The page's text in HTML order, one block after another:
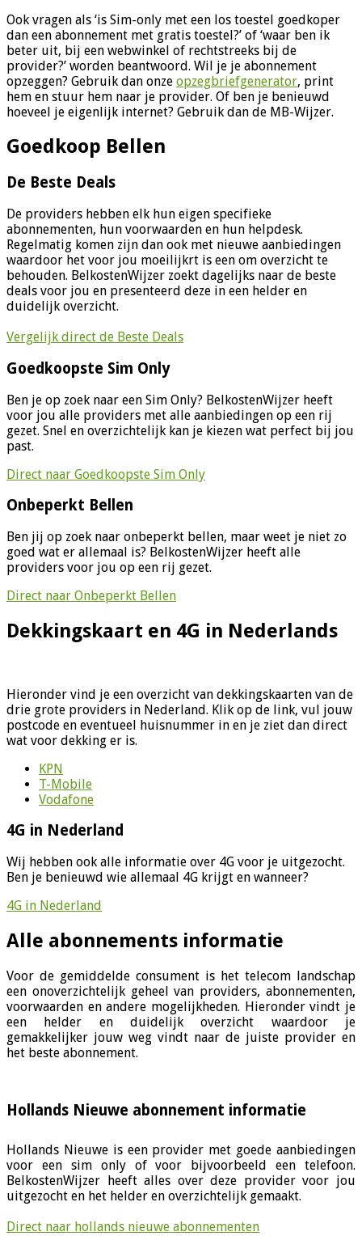
Ook vragen als ‘is Sim-only met een los toestel goedkoper
dan een abonnement met gratis toestel?’ of ‘waar ben ik
beter uit, bij een webwinkel of rechtstreeks bij de
provider?’ worden beantwoord. Wil je je abonnement
opzeggen? Gebruik dan onze opzegbriefgenerator, print
hem en stuur hem naar je provider. Of ben je benieuwd
hoeveel je eigenlijk internet? Gebruik dan de MB-Wijzer.
Goedkoop Bellen
De Beste Deals
De providers hebben elk hun eigen specifieke
abonnementen, hun voorwaarden en hun helpdesk.
Regelmatig komen zijn dan ook met nieuwe aanbiedingen
waardoor het voor jou moeilijkrt is een om overzicht te
behouden. BelkostenWijzer zoekt dagelijks naar de beste
deals voor jou en presenteerd deze in een helder en
duidelijk overzicht.
Vergelijk direct de Beste Deals
Goedkoopste Sim Only
Ben je op zoek naar een Sim Only? BelkostenWijzer heeft
voor jou alle providers met alle aanbiedingen op een rij
gezet. Snel en overzichtelijk kan je kiezen wat perfect bij jou
past.
Direct naar Goedkoopste Sim Only
Onbeperkt Bellen
Ben jij op zoek naar onbeperkt bellen, maar weet je niet zo
goed wat er allemaal is? BelkostenWijzer heeft alle
providers voor jou op een rij gezet.
Direct naar Onbeperkt Bellen
Dekkingskaart en 4G in Nederlands
Hieronder vind je een overzicht van dekkingskaarten van de
drie grote providers in Nederland. Klik op de link, vul jouw
postcode en eventueel huisnummer in en je ziet dan direct
wat voor dekking er is.
KPN
T-Mobile
Vodafone
4G in Nederland
Wij hebben ook alle informatie over 4G voor je uitgezocht.
Ben je benieuwd wie allemaal 4G krijgt en wanneer?
4G in Nederland
Alle abonnements informatie
Voor de gemiddelde consument is het telecom landschap
een onoverzichtelijk geheel van providers, abonnementen,
voorwaarden en andere mogelijkheden. Hieronder vindt je
een helder en duidelijk overzicht waardoor je
gemakkelijker jouw weg vindt naar de juiste provider en
het beste abonnement.
Hollands Nieuwe abonnement informatie
Hollands Nieuwe is een provider met goede aanbiedingen
voor een sim only of voor bijvoorbeeld een telefoon.
BelkostenWijzer heeft alles over deze provider voor jou
uitgezocht en het helder en overzichtelijk gemaakt.
Direct naar hollands nieuwe abonnementen